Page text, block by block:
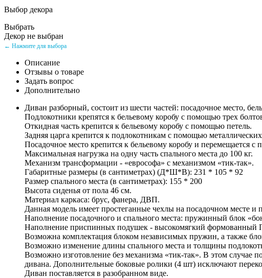
Выбор декора
Выбрать
Декор не выбран
← Нажмите для выбора
Описание
Отзывы о товаре
Задать вопрос
Дополнительно
Диван разборный, состоит из шести частей: посадочное место,
Подлокотники крепятся к бельевому коробу с помощью трех
Откидная часть крепится к бельевому коробу с помощью петель.
Задняя царга крепится к подлокотникам с помощью
Посадочное место крепится к бельевому коробу и перемещается
Максимальная нагрузка на одну часть спального места до 100 кг.
Механизм трансформации - «еврософа» с механизмом «тик-так».
Габаритные размеры (в сантиметрах) (Д*Ш*В): 231 * 105 * 92
Размер спального места (в сантиметрах): 155 * 200
Высота сиденья от пола 46 см.
Материал каркаса: брус, фанера, ДВП.
Данная модель имеет простеганные чехлы на посадочном месте
Наполнение посадочного и спального места: пружинный блок
Наполнение приспинных подушек - высокомягкий формованный
Возможна комплектация блоком независимых пружин, а также
Возможно изменение длины спального места и толщины
Возможно изготовление без механизма «тик-так». В этом случае
дивана. Дополнительные боковые ролики (4 шт) исключают
Диван поставляется в разобранном виде.